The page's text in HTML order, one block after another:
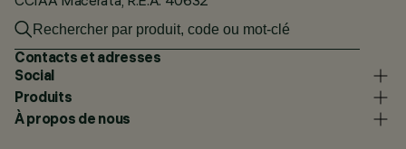
Contacts et adresses
Social
Produits
À propos de nous